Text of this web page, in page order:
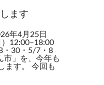
ます
年4月25日
）12:00–18:00
30・5/7・8
市」を、今年も
ます。 今回も